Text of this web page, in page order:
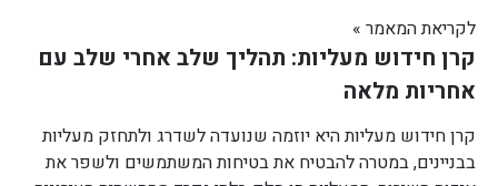
לקריאת המאמר »
קרן חידוש מעליות: תהליך שלב אחרי שלב עם
אחריות מלאה
קרן חידוש מעליות היא יוזמה שנועדה לשדרג ולתחזק מעליות
בבניינים, במטרה להבטיח את בטיחות המשתמשים ולשפר את